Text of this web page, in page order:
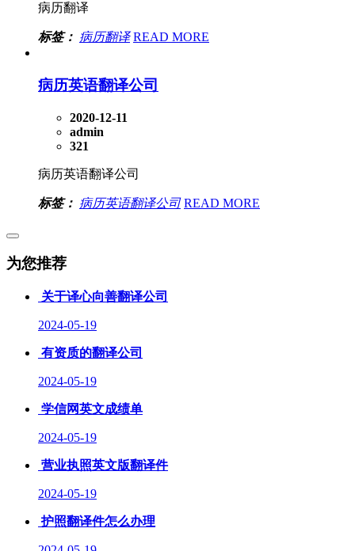
病历翻译
标签： 病历翻译 READ MORE
病历英语翻译公司
2020-12-11
admin
321
病历英语翻译公司
标签： 病历英语翻译公司 READ MORE
为您推荐
关于译心向善翻译公司
2024-05-19
有资质的翻译公司
2024-05-19
学信网英文成绩单
2024-05-19
营业执照英文版翻译件
2024-05-19
护照翻译件怎么办理